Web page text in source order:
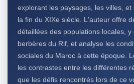
explorant les paysages, les villes, et
la fin du XIXe siècle. L'auteur offre
détaillées des populations locales,
berbères du Rif, et analyse les
sociales du Maroc à cette époque.
les contrastes entre les différentes
que les défis rencontrés lors de ce